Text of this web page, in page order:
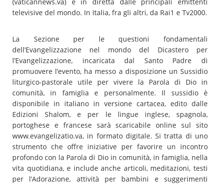
televisive del mondo. In Italia, fra gli altri, da Rai1 e Tv2000.
La Sezione per le questioni fondamentali
dell’Evangelizzazione nel mondo del Dicastero per
l’Evangelizzazione, incaricata dal Santo Padre di
promuovere l’evento, ha messo a disposizione un Sussidio
liturgico-pastorale utile per vivere la Parola di Dio in
comunità, in famiglia e personalmente. Il sussidio è
disponibile in italiano in versione cartacea, edito dalle
Edizioni Shalom, e per le lingue inglese, spagnola,
portoghese e francese sarà scaricabile online sul sito
www.evangelizatio.va, in formato digitale. Si tratta di uno
strumento che offre iniziative per favorire un incontro
profondo con la Parola di Dio in comunità, in famiglia, nella
vita quotidiana, e include anche articoli, meditazioni, testi
per l’Adorazione, attività per bambini e suggerimenti